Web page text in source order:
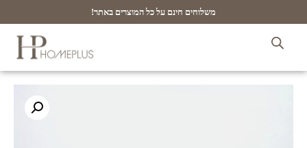
משלוחים חינם על כל המוצרים באתר!